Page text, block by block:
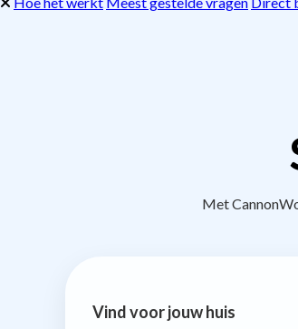
Met
Vind voor jouw huis